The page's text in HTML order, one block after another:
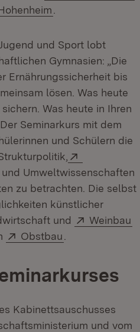
und Sport lobt
Gymnasien: „Die
in neuem Fenster)
Ernährungssicherheit bis
lösen. Was heute
(Öffnet in neuem Fenster)
sichern. Was heute in Ihren
Seminarkurs mit dem
und Schülern die
Fenster)
Umweltwissenschaften
zu betrachten. Die selbst
künstlicher
und
Extern:
Weinbau
Extern:
Obstbau
Kabinettsauschusses
und vom